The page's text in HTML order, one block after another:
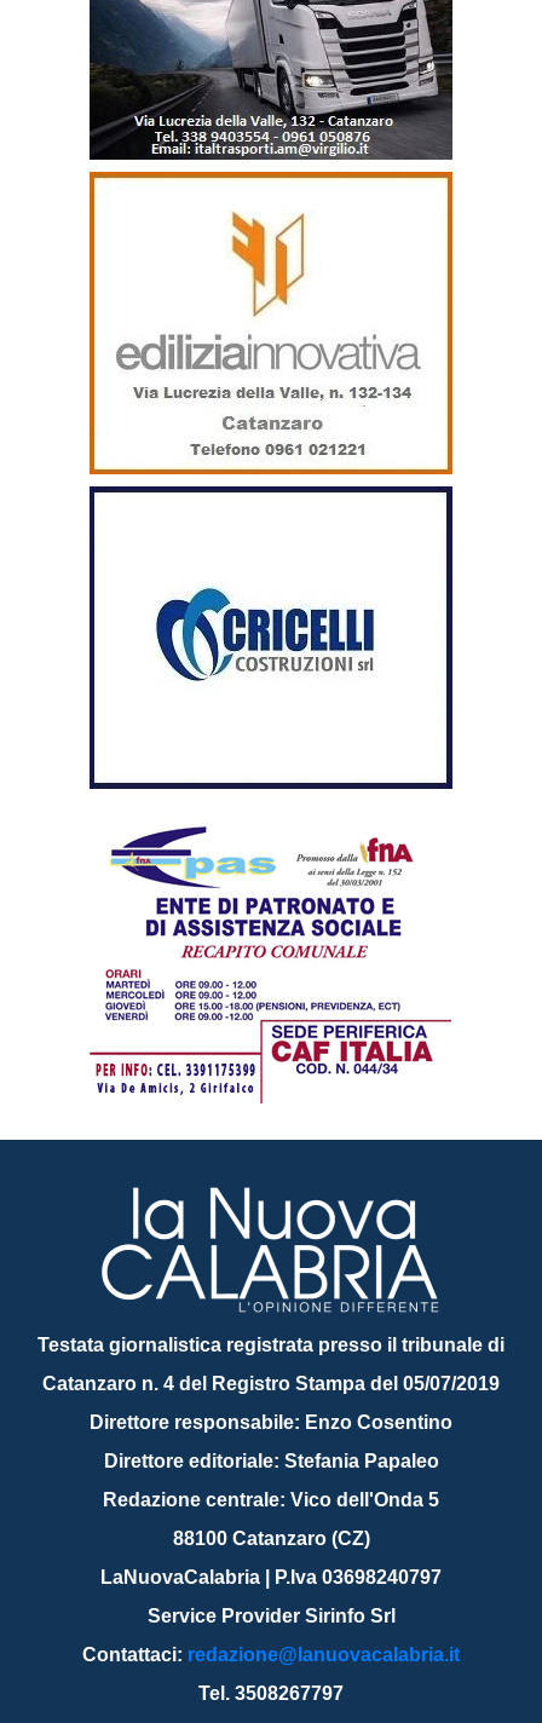
Testata giornalistica registrata presso il tribunale di
Catanzaro n. 4 del Registro Stampa del 05/07/2019
Direttore responsabile: Enzo Cosentino
Direttore editoriale: Stefania Papaleo
Redazione centrale: Vico dell'Onda 5
88100 Catanzaro (CZ)
LaNuovaCalabria | P.Iva 03698240797
Service Provider Sirinfo Srl
Contattaci: redazione@lanuovacalabria.it
Tel. 3508267797